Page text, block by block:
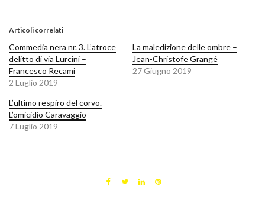
Articoli correlati
Commedia nera nr. 3. L’atroce
delitto di via Lurcini –
Francesco Recami
2 Luglio 2019
La maledizione delle ombre –
Jean-Christofe Grangé
27 Giugno 2019
L’ultimo respiro del corvo.
L’omicidio Caravaggio
7 Luglio 2019